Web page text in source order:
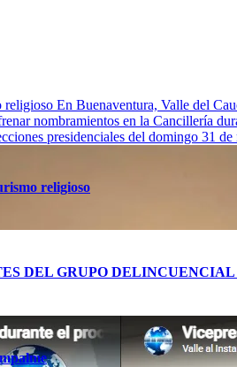
religioso En Buenaventura, Valle del
nombramientos en la Cancillería
presidenciales del domingo 31
religioso
DEL GRUPO